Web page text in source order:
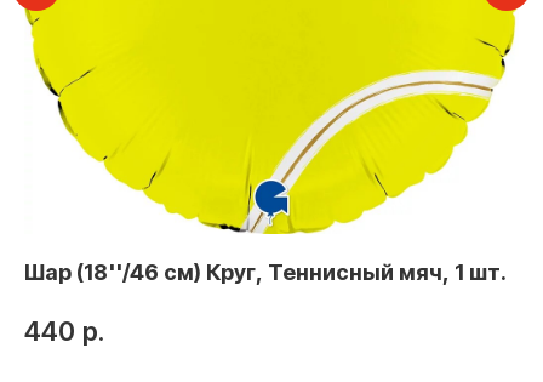
Шар (18''/46 см) Круг, Теннисный мяч, 1 шт.
440 р.
Контакты
Наша страничка Вконтакте
+7 (495) 005-03-13
help@upakovali.online